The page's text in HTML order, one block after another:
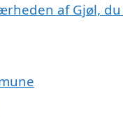
af Gjøl,